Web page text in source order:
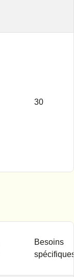
30
Besoins